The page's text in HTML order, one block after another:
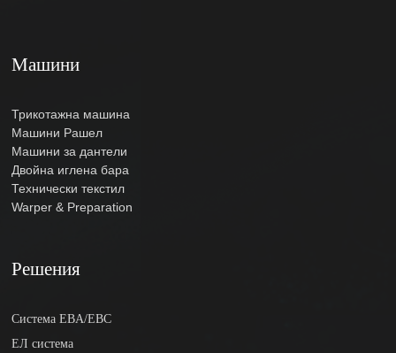
Машини
Трикотажна машина
Машини Рашел
Машини за дантели
Двойна иглена бара
Технически текстил
Warper & Preparation
Решения
Система EBA/EBC
ЕЛ система